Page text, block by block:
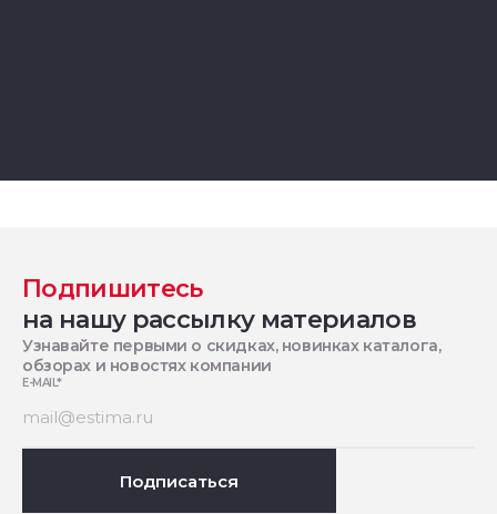
Подпишитесь
на нашу рассылку материалов
Узнавайте первыми о скидках, новинках каталога,
обзорах и новостях компании
E-MAIL*
Подписаться